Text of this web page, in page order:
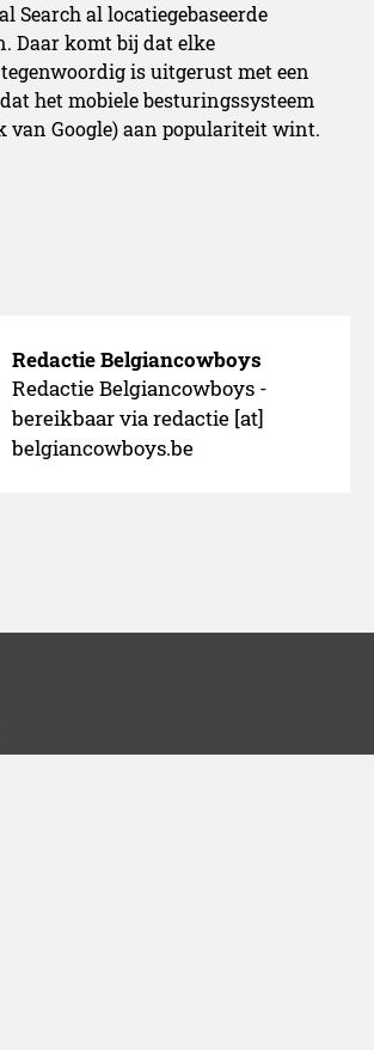
Search al locatiegebaseerde
Daar komt bij dat elke
is uitgerust met een
het mobiele besturingssysteem
van Google) aan populariteit wint.
Redactie Belgiancowboys
Redactie Belgiancowboys -
bereikbaar via redactie [at]
belgiancowboys.be